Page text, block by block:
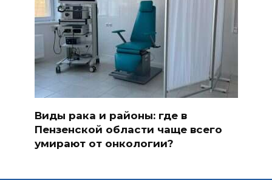
Виды рака и районы: где в
Пензенской области чаще всего
умирают от онкологии?